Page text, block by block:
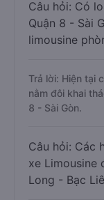
Câu hỏi: Có
Quận 8 - Sài
limousine
Trả lời: Hiện tại
nằm đôi khai
8 - Sài Gòn.
Câu hỏi: Các
xe Limousine
Long - Bạc